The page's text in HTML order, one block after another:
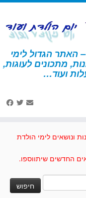
האתר הגדול לימי
מתכונים לעוגות,
ועוד…עשירה
ונושאים לימי הולדת
החדשים שיתווספו.